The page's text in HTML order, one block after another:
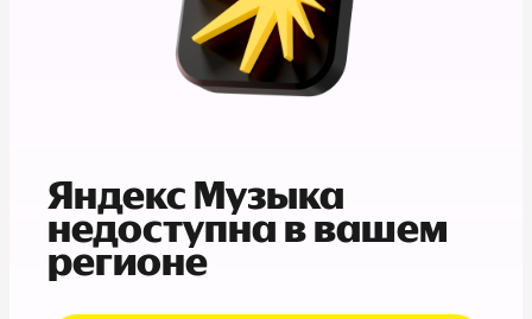
Яндекс Музыка
недоступна в вашем
регионе